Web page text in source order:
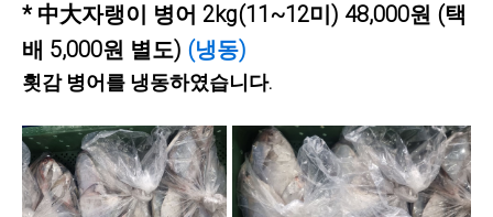
* 中大자랭이 병어 2kg(11~12미) 48,000원 (택
배 5,000원 별도) (냉동)
횟감 병어를 냉동하였습니다.